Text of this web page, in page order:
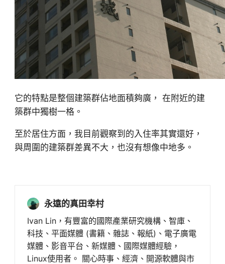
它的特點是整個建築群佔地面積夠廣， 在附近的建
築群中獨樹一格。
至於居住方面，我目前觀察到的入住率其實還好，
與周圍的建築群差異不大，也沒有想像中地多。
永遠的真田幸村
Ivan Lin，有豐富的國際產業研究機構、智庫、
科技、平面媒體 (書籍、雜誌、報紙)、電子廣電
媒體、影音平台、新媒體、國際媒體經驗，
Linux使用者。 關心時事、經濟、開源軟體與市